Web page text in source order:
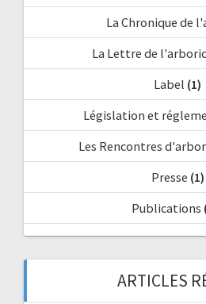
La Chronique de
La Lettre de
Label (1)
Législation et
Les Rencontres
Presse (1)
Publications
ARTICLES